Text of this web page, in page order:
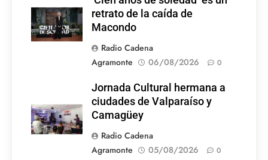
retrato de la caída de
Macondo
Radio Cadena
Agramonte
06/08/2026 0
Jornada Cultural hermana a
ciudades de Valparaíso y
Camagüey
Radio Cadena
Agramonte
05/08/2026 0